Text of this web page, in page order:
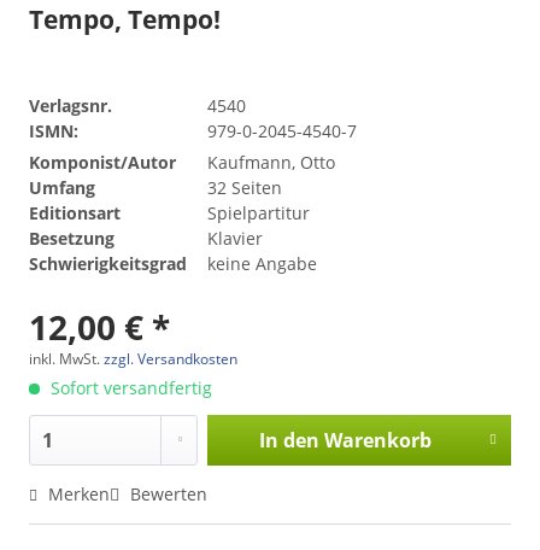
Tempo, Tempo!
Verlagsnr.
4540
ISMN:
979-0-2045-4540-7
Komponist/Autor
Kaufmann, Otto
Umfang
32 Seiten
Editionsart
Spielpartitur
Besetzung
Klavier
Schwierigkeitsgrad
keine Angabe
12,00 € *
inkl. MwSt.zzgl. Versandkosten
Sofort versandfertig
In den Warenkorb
Merken Bewerten